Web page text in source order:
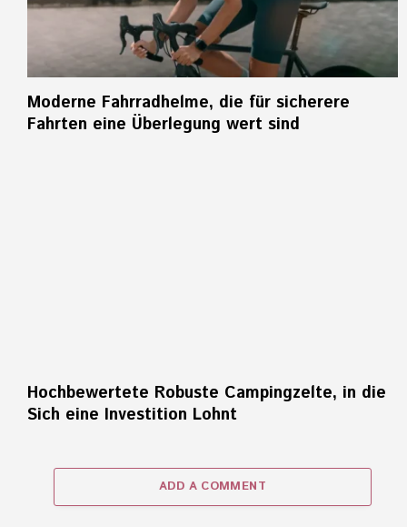
Moderne Fahrradhelme, die für sicherere
Fahrten eine Überlegung wert sind
Hochbewertete Robuste Campingzelte, in die
Sich eine Investition Lohnt
ADD A COMMENT